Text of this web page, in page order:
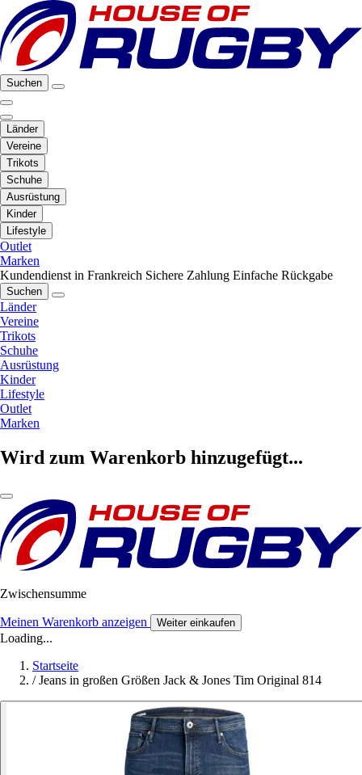
Suchen
Länder
Vereine
Trikots
Schuhe
Ausrüstung
Kinder
Lifestyle
Outlet
Marken
Kundendienst in Frankreich Sichere Zahlung Einfache Rückgabe
Suchen
Länder
Vereine
Trikots
Schuhe
Ausrüstung
Kinder
Lifestyle
Outlet
Marken
Wird zum Warenkorb hinzugefügt...
Zwischensumme
Meinen Warenkorb anzeigen Weiter einkaufen
Loading...
Startseite
/ Jeans in großen Größen Jack & Jones Tim Original 814